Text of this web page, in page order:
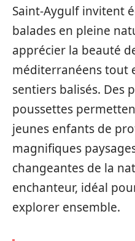
Saint-Aygulf invitent
balades en pleine
apprécier la beauté
méditerranéens tout
sentiers balisés. Des
poussettes
jeunes enfants de
magnifiques
changeantes de la
enchanteur, idéal
explorer ensemble.